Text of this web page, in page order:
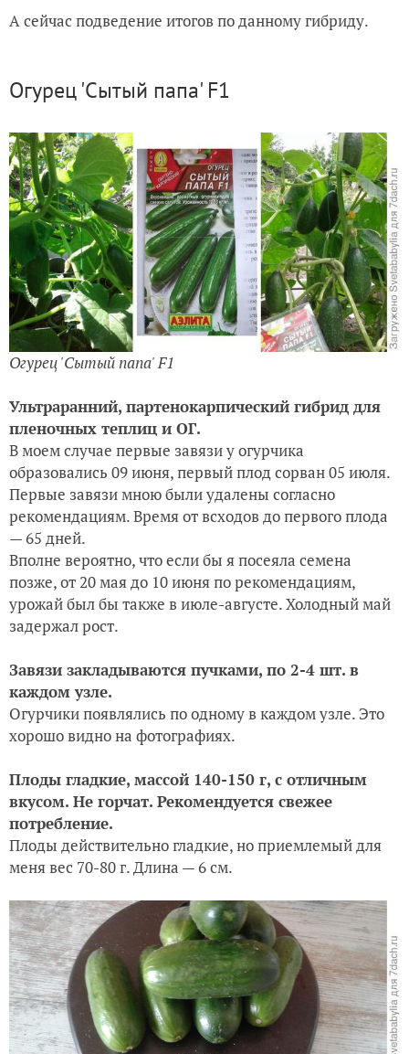
А сейчас подведение итогов по данному гибриду.
Огурец 'Сытый папа' F1
Огурец 'Сытый папа' F1
Ультраранний, партенокарпический гибрид для
пленочных теплиц и ОГ.
В моем случае первые завязи у огурчика
образовались 09 июня, первый плод сорван 05 июля.
Первые завязи мною были удалены согласно
рекомендациям. Время от всходов до первого плода
— 65 дней.
Вполне вероятно, что если бы я посеяла семена
позже, от 20 мая до 10 июня по рекомендациям,
урожай был бы также в июле-августе. Холодный май
задержал рост.
Завязи закладываются пучками, по 2-4 шт. в
каждом узле.
Огурчики появлялись по одному в каждом узле. Это
хорошо видно на фотографиях.
Плоды гладкие, массой 140-150 г, с отличным
вкусом. Не горчат. Рекомендуется свежее
потребление.
Плоды действительно гладкие, но приемлемый для
меня вес 70-80 г. Длина — 6 см.